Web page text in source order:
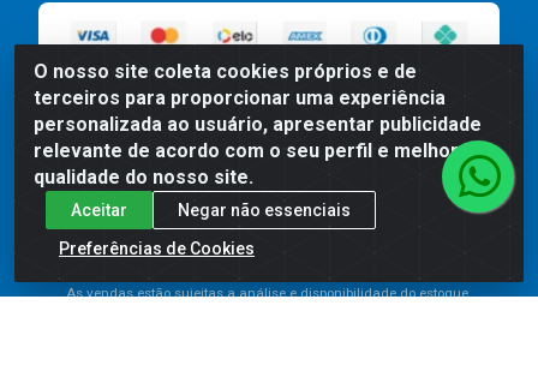
O nosso site coleta cookies próprios e de
terceiros para proporcionar uma experiência
personalizada ao usuário, apresentar publicidade
relevante de acordo com o seu perfil e melhorar a
qualidade do nosso site.
Aceitar
Negar não essenciais
Preferências de Cookies
Preços, promoções, condições de pagamento e frete são válidos
para compras realizadas exclusivamente pelo site. Caso haja
divergência de preço de um produto, será válido o preço que for
As vendas estão sujeitas a análise e disponibilidade do estoque.